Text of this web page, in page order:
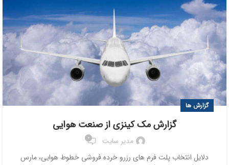
گزارش ها
گزارش مک کینزی از صنعت هوایی
مدیر سایت 0
دلایل انتخاب پلت فرم های رزرو خرده فروشی خطوط هوایی، مارس